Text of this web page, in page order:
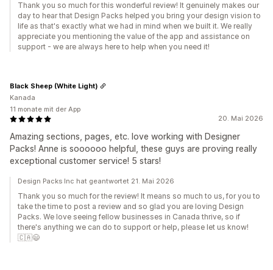
Thank you so much for this wonderful review! It genuinely makes our
day to hear that Design Packs helped you bring your design vision to
life as that's exactly what we had in mind when we built it. We really
appreciate you mentioning the value of the app and assistance on
support - we are always here to help when you need it!
20. Mai 2026
Amazing sections, pages, etc. love working with Designer
Packs! Anne is soooooo helpful, these guys are proving really
exceptional customer service! 5 stars!
Black Sheep (White Light)
Kanada
11 monate mit der App
Design Packs Inc hat geantwortet 21. Mai 2026
Thank you so much for the review! It means so much to us, for you to
take the time to post a review and so glad you are loving Design
Packs. We love seeing fellow businesses in Canada thrive, so if
there's anything we can do to support or help, please let us know!
🇨🇦😄